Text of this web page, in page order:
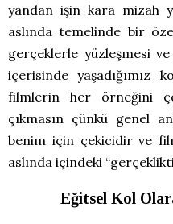
yandan işin kara mizah
aslında temelinde bir
gerçeklerle yüzleşmesi
içerisinde yaşadığımız
filmlerin her örneğini
çıkmasın çünkü genel
benim için çekicidir ve
aslında içindeki
Eğitsel Kol